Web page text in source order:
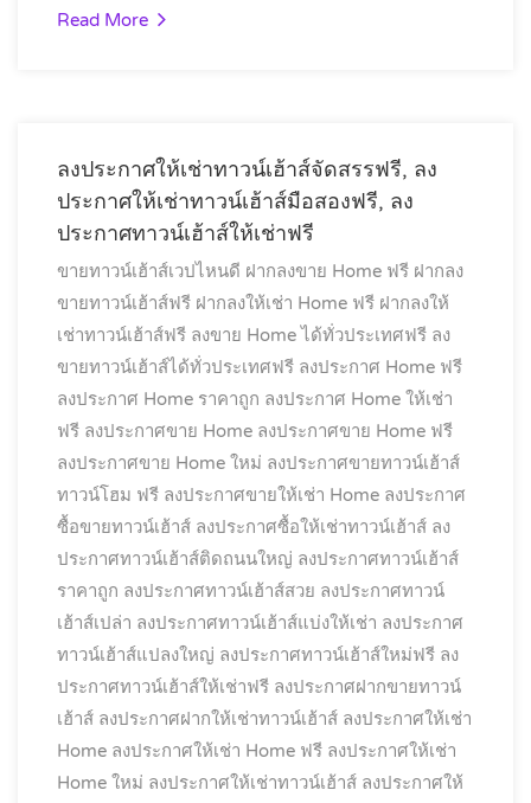
Read More
ลงประกาศให้เช่าทาวน์เฮ้าส์จัดสรรฟรี, ลง
ประกาศให้เช่าทาวน์เฮ้าส์มือสองฟรี, ลง
ประกาศทาวน์เฮ้าส์ให้เช่าฟรี
ขายทาวน์เฮ้าส์เวปไหนดี ฝากลงขาย Home ฟรี ฝากลง
ขายทาวน์เฮ้าส์ฟรี ฝากลงให้เช่า Home ฟรี ฝากลงให้
เช่าทาวน์เฮ้าส์ฟรี ลงขาย Home ได้ทั่วประเทศฟรี ลง
ขายทาวน์เฮ้าส์ได้ทั่วประเทศฟรี ลงประกาศ Home ฟรี
ลงประกาศ Home ราคาถูก ลงประกาศ Home ให้เช่า
ฟรี ลงประกาศขาย Home ลงประกาศขาย Home ฟรี
ลงประกาศขาย Home ใหม่ ลงประกาศขายทาวน์เฮ้าส์
ทาวน์โฮม ฟรี ลงประกาศขายให้เช่า Home ลงประกาศ
ซื้อขายทาวน์เฮ้าส์ ลงประกาศซื้อให้เช่าทาวน์เฮ้าส์ ลง
ประกาศทาวน์เฮ้าส์ติดถนนใหญ่ ลงประกาศทาวน์เฮ้าส์
ราคาถูก ลงประกาศทาวน์เฮ้าส์สวย ลงประกาศทาวน์
เฮ้าส์เปล่า ลงประกาศทาวน์เฮ้าส์แบ่งให้เช่า ลงประกาศ
ทาวน์เฮ้าส์แปลงใหญ่ ลงประกาศทาวน์เฮ้าส์ใหม่ฟรี ลง
ประกาศทาวน์เฮ้าส์ให้เช่าฟรี ลงประกาศฝากขายทาวน์
เฮ้าส์ ลงประกาศฝากให้เช่าทาวน์เฮ้าส์ ลงประกาศให้เช่า
Home ลงประกาศให้เช่า Home ฟรี ลงประกาศให้เช่า
Home ใหม่ ลงประกาศให้เช่าทาวน์เฮ้าส์ ลงประกาศให้